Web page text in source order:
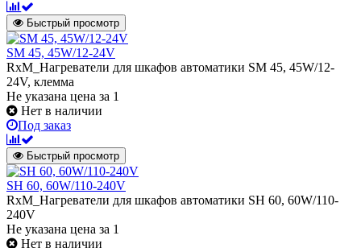
Быстрый просмотр
SМ 45, 45W/12-24V
RxM_Нагреватели для шкафов автоматики SМ 45, 45W/12-
24V, клемма
Не указана цена за 1
Нет в наличии
Под заказ
Быстрый просмотр
SH 60, 60W/110-240V
RxM_Нагреватели для шкафов автоматики SH 60, 60W/110-
240V
Не указана цена за 1
Нет в наличии